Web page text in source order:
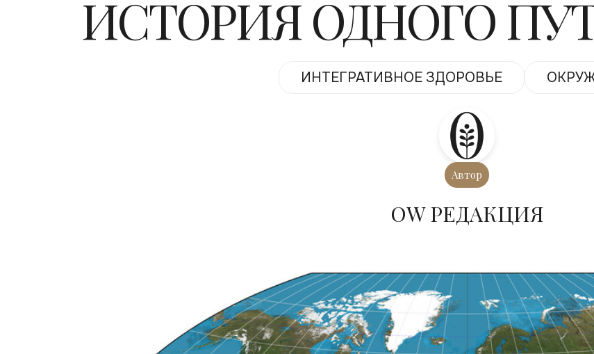
ИСТОРИЯ ОДНОГО
ИНТЕГРАТИВНОЕ ЗДОРОВЬЕ
Автор
ОW РЕДАКЦИЯ